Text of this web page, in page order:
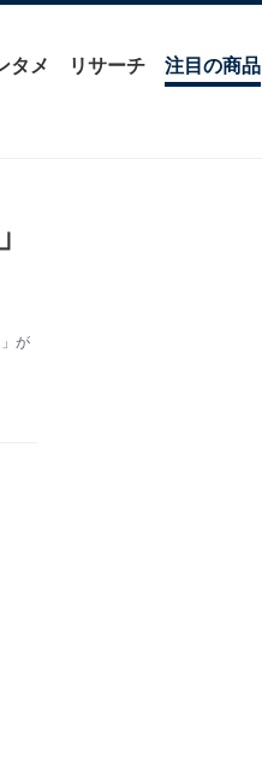
タメ リサーチ 注目の商品
が